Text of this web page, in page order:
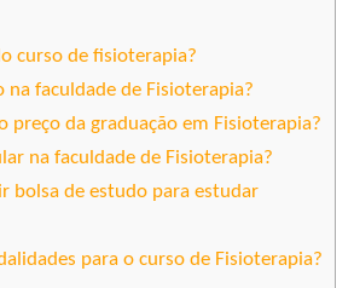
curso de fisioterapia?
na faculdade de Fisioterapia?
preço da graduação em Fisioterapia?
na faculdade de Fisioterapia?
bolsa de estudo para estudar
para o curso de Fisioterapia?